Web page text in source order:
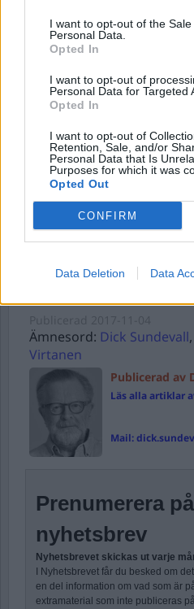
I want to opt-out of the
Personal Data.
Opted In
I want to opt-out of
Personal Data for Targeted
Opted In
I want to opt-out of
Retention, Sale, and/or
Personal Data that Is
Purposes for which it was
Opted Out
CONFIRM
Data Deletion Data
Username or E-mail
Password
Remember Me
Stöd Para§rafs
Ämnesord: Dick Sundevall,
Virtanen
Publicerad av
Läs alla artiklar
Mail:
Prenumerera
nyhetsbrev
Nyhetsbrevet skickas ut varje
I Nyhetsbrevet får du besked om
en del information om vad som är
extramaterial som inte publiceras